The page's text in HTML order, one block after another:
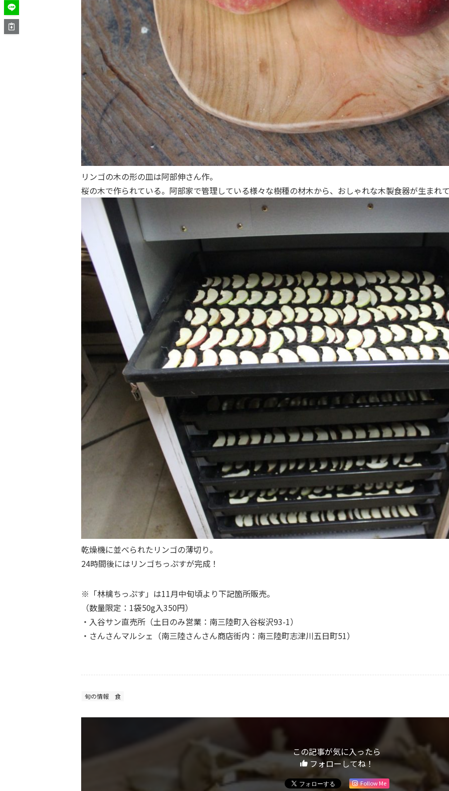
リンゴの木の形の皿は阿部伸さん作。
桜の木で作られている。阿部家で管理している様々な樹種の材木から、おしゃれな木製食器が生まれ
乾燥機に並べられたリンゴの薄切り。
24時間後にはリンゴちっぷすが完成！
※「林檎ちっぷす」は11月中旬頃より下記箇所販売。
（数量限定：1袋50g入350円）
・入谷サン直売所（土日のみ営業：南三陸町入谷桜沢93-1）
・さんさんマルシェ（南三陸さんさん商店街内：南三陸町志津川五日町51）
旬の情報 食
この記事が気に入ったら
フォローしてね！
Follow Me